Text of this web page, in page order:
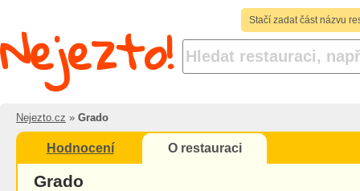
Stačí zadat část názvu
Nejezto!
Nejezto.cz » Grado
Hodnocení O restauraci
Grado